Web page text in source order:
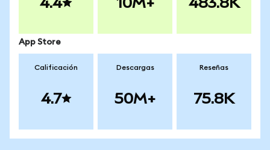
App Store
Calificación
4.7
Descargas
50M+
Reseñas
75.8K